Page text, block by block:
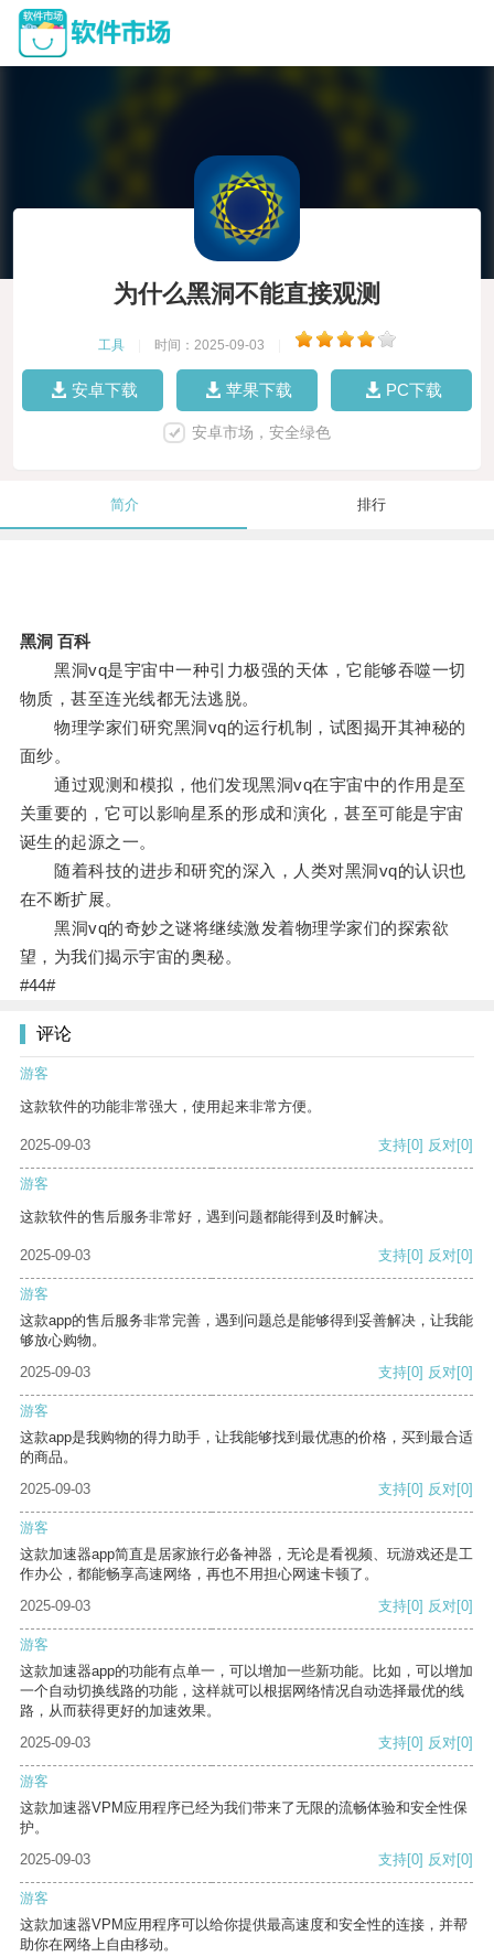
为什么黑洞不能直接观测
工具 时间：2025-09-03
安卓下载 苹果下载 PC下载
安卓市场，安全绿色
简介 排行
黑洞 百科
黑洞vq是宇宙中一种引力极强的天体，它能够吞噬一切
物质，甚至连光线都无法逃脱。
物理学家们研究黑洞vq的运行机制，试图揭开其神秘的
面纱。
通过观测和模拟，他们发现黑洞vq在宇宙中的作用是至
关重要的，它可以影响星系的形成和演化，甚至可能是宇宙
诞生的起源之一。
随着科技的进步和研究的深入，人类对黑洞vq的认识也
在不断扩展。
黑洞vq的奇妙之谜将继续激发着物理学家们的探索欲
望，为我们揭示宇宙的奥秘。
#44#
评论
游客
这款软件的功能非常强大，使用起来非常方便。
2025-09-03 支持[0] 反对[0]
游客
这款软件的售后服务非常好，遇到问题都能得到及时解决。
2025-09-03 支持[0] 反对[0]
游客
这款app的售后服务非常完善，遇到问题总是能够得到妥善解决，让我能
够放心购物。
2025-09-03
支持[0] 反对[0]
游客
这款app是我购物的得力助手，让我能够找到最优惠的价格，买到最合适
的商品。
2025-09-03
支持[0] 反对[0]
游客
这款加速器app简直是居家旅行必备神器，无论是看视频、玩游戏还是工
作办公，都能畅享高速网络，再也不用担心网速卡顿了。
2025-09-03
支持[0] 反对[0]
游客
这款加速器app的功能有点单一，可以增加一些新功能。比如，可以增加
一个自动切换线路的功能，这样就可以根据网络情况自动选择最优的线
路，从而获得更好的加速效果。
2025-09-03
支持[0] 反对[0]
游客
这款加速器VPM应用程序已经为我们带来了无限的流畅体验和安全性保
护。
2025-09-03
支持[0] 反对[0]
游客
这款加速器VPM应用程序可以给你提供最高速度和安全性的连接，并帮
助你在网络上自由移动。